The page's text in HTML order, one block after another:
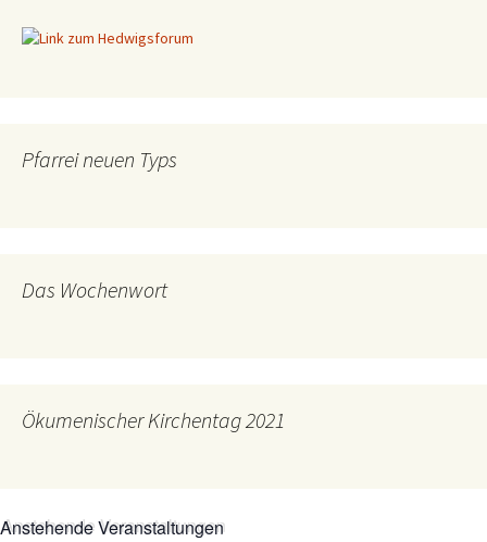
Pfarrei neuen Typs
Das Wochenwort
Ökumenischer Kirchentag 2021
Anstehende Veranstaltungen